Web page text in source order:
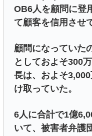
OB6人を顧問に登
て顧客を信用させ
顧問になっていた
としておよそ300
長は、およそ
け取っていた。
6人に合計で1億
いて、被害者弁護